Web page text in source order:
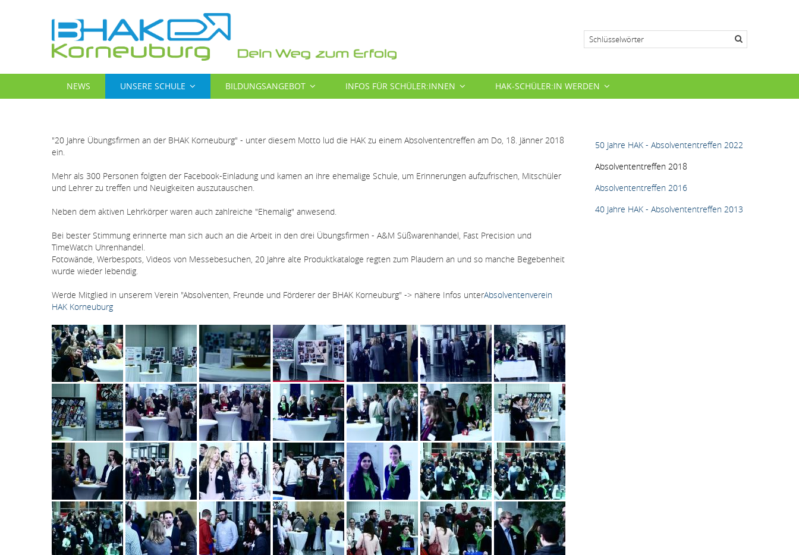
Suche
MAIN
NAVIGATION
NEWS UNSERE SCHULE BILDUNGSANGEBOT INFOS FÜR SCHÜLER:INNEN HAK-SCHÜLER:IN WERDEN
"20 Jahre Übungsfirmen an der BHAK Korneuburg" - unter diesem Motto lud die HAK zu einem Absolvententreffen am Do, 18. Jänner 2018
ein.
Mehr als 300 Personen folgten der Facebook-Einladung und kamen an ihre ehemalige Schule, um Erinnerungen aufzufrischen, Mitschüler
und Lehrer zu treffen und Neuigkeiten auszutauschen.
Neben dem aktiven Lehrkörper waren auch zahlreiche "Ehemalig" anwesend.
Bei bester Stimmung erinnerte man sich auch an die Arbeit in den drei Übungsfirmen - A&M Süßwarenhandel, Fast Precision und
TimeWatch Uhrenhandel.
Fotowände, Werbespots, Videos von Messebesuchen, 20 Jahre alte Produktkataloge regten zum Plaudern an und so manche Begebenheit
wurde wieder lebendig.
Werde Mitglied in unserem Verein "Absolventen, Freunde und Förderer der BHAK Korneuburg" -> nähere Infos unterAbsolventenverein
HAK Korneuburg
HAUPTMENÜ
50 Jahre HAK - Absolvententreffen 2022
Absolvententreffen 2018
Absolvententreffen 2016
40 Jahre HAK - Absolvententreffen 2013